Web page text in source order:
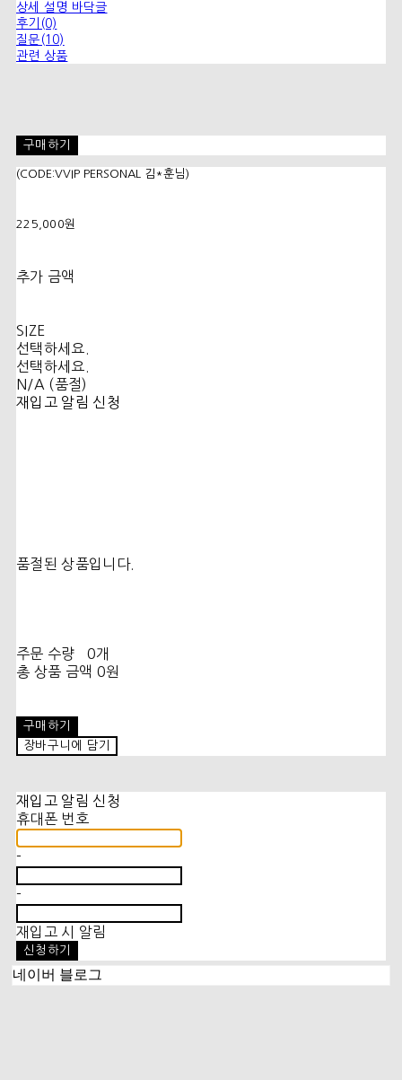
상세 설명 바닥글
후기(0)
질문(10)
관련 상품
구매하기
(CODE:VVIP PERSONAL 김*훈님)
225,000원
추가 금액
SIZE
선택하세요.
선택하세요.
N/A (품절)
재입고 알림 신청
품절된 상품입니다.
주문 수량
0개
총 상품 금액 0원
구매하기
장바구니에 담기
재입고 알림 신청
휴대폰 번호
-
-
재입고 시 알림
신청하기
네이버 블로그